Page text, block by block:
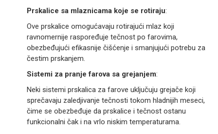
Prskalice sa mlaznicama koje se rotiraju:
Ove prskalice omogućavaju rotirajući mlaz koji
ravnomernije raspoređuje tečnost po farovima,
obezbeđujući efikasnije čišćenje i smanjujući potrebu za
čestim prskanjem.
Sistemi za pranje farova sa grejanjem:
Neki sistemi prskalica za farove uključuju grejače koji
sprečavaju zaledjivanje tečnosti tokom hladnijih meseci,
čime se obezbeđuje da prskalice i tečnost ostanu
funkcionalni čak i na vrlo niskim temperaturama.